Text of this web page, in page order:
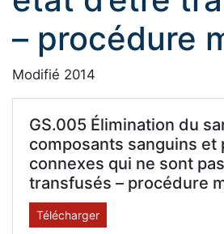
– procédure
Modifié 2014
GS.005 Élimination du
composants sanguins et
connexes qui ne sont
transfusés – procédure
Télécharger